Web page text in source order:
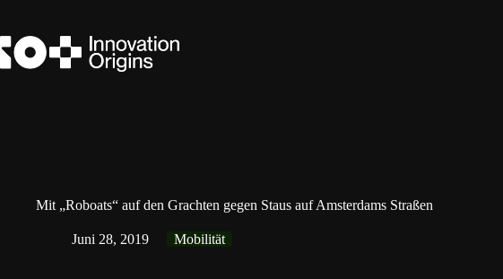
springen
Mit „Roboats“ auf den Grachten gegen Staus auf Amsterdams Straßen
Juni 28, 2019 Mobilität